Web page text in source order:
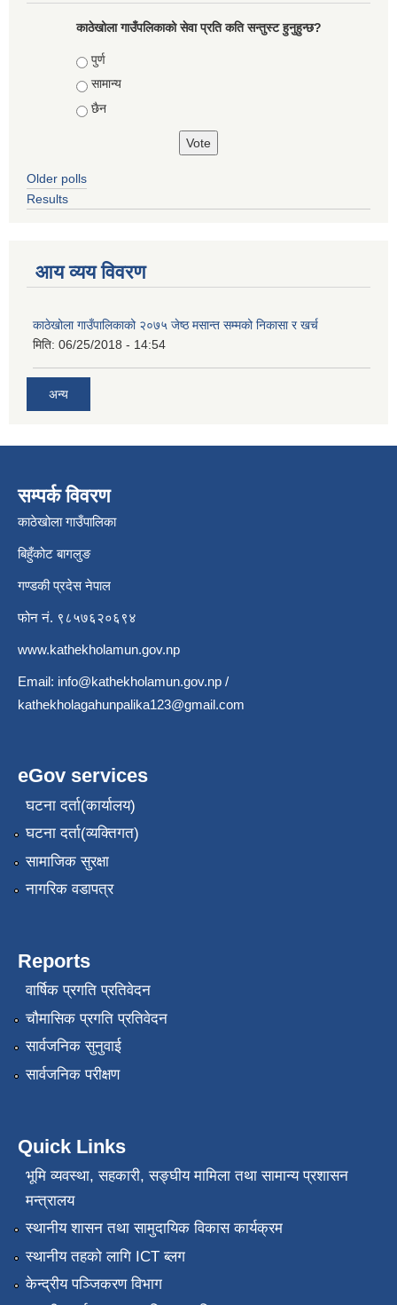
काठेखोला गाउँपलिकाको सेवा प्रति कति सन्तुस्ट हुनुहुन्छ?
Choices
पुर्ण
सामान्य
छैन
Older polls
Results
आय व्यय विवरण
काठेखोला गाउँपालिकाको २०७५ जेष्ठ मसान्त सम्मको निकासा र खर्च
मिति: 06/25/2018 - 14:54
अन्य
सम्पर्क विवरण
काठेखोला गाउँपालिका
बिहुँकोट बागलुङ
गण्डकी प्रदेस नेपाल
फोन नं. ९८५७६२०६९४
www.kathekholamun.gov.np
Email: info@kathekholamun.gov.np /
kathekholagahunpalika123@gmail.com
eGov services
घटना दर्ता(कार्यालय)
घटना दर्ता(व्यक्तिगत)
सामाजिक सुरक्षा
नागरिक वडापत्र
Reports
वार्षिक प्रगति प्रतिवेदन
चौमासिक प्रगति प्रतिवेदन
सार्वजनिक सुनुवाई
सार्वजनिक परीक्षण
Quick Links
भूमि व्यवस्था, सहकारी, सङ्‍घीय मामिला तथा सामान्य प्रशासन
मन्त्रालय
स्थानीय शासन तथा सामुदायिक विकास कार्यक्रम
स्थानीय तहको लागि ICT ब्लग
केन्द्रीय पञ्जिकरण विभाग